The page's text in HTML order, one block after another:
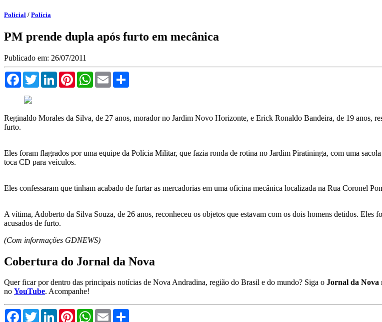
Policial / Polícia
PM prende dupla após furto em mecânica
Publicado em: 26/07/2011
FacebookTwitterLinkedInPinterestWhatsApp
Email
Reginaldo Morales da Silva, de 27 anos, morador no Jardim Novo Horizonte, e Erick Ronaldo Bandeira, de 19 anos,
furto.
Eles foram flagrados por uma equipe da Polícia Militar, que fazia ronda de rotina no Jardim Piratininga, com uma
toca CD para veículos.
Eles confessaram que tinham acabado de furtar as mercadorias em uma oficina mecânica localizada na Rua Coronel
A vítima, Adoberto da Silva Souza, de 26 anos, reconheceu os objetos que estavam com os dois homens detidos.
acusados de furto.
(Com informações GDNEWS)
Cobertura do Jornal da Nova
Quer ficar por dentro das principais notícias de Nova Andradina, região do Brasil e do mundo? Siga o Jornal da Nova
no YouTube. Acompanhe!
FacebookTwitterLinkedInPinterestWhatsApp
Email